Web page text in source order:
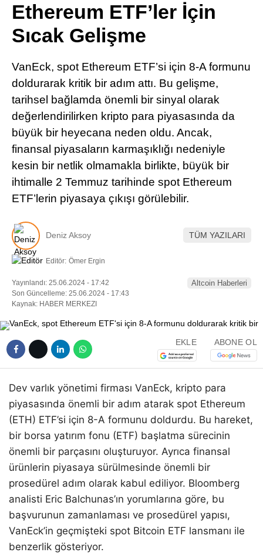
Pinterest
Telegram
Ethereum ETF’ler İçin
Sıcak Gelişme
VanEck, spot Ethereum ETF’si için 8-A formunu
doldurarak kritik bir adım attı. Bu gelişme,
tarihsel bağlamda önemli bir sinyal olarak
değerlendirilirken kripto para piyasasında da
büyük bir heyecana neden oldu. Ancak,
finansal piyasaların karmaşıklığı nedeniyle
kesin bir netlik olmamakla birlikte, büyük bir
ihtimalle 2 Temmuz tarihinde spot Ethereum
ETF’lerin piyasaya çıkışı görülebilir.
Deniz Aksoy TÜM YAZILARI
Editör: Ömer Ergin
Yayınlandı: 25.06.2024 - 17:42
Son Güncelleme: 25.06.2024 - 17:43
Kaynak: HABER MERKEZI
Altcoin Haberleri
EKLE ABONE OL
Dev varlık yönetimi firması VanEck, kripto para
piyasasında önemli bir adım atarak spot Ethereum
(ETH) ETF’si için 8-A formunu doldurdu. Bu hareket,
bir borsa yatırım fonu (ETF) başlatma sürecinin
önemli bir parçasını oluşturuyor. Ayrıca finansal
ürünlerin piyasaya sürülmesinde önemli bir
prosedürel adım olarak kabul ediliyor. Bloomberg
analisti Eric Balchunas’ın yorumlarına göre, bu
başvurunun zamanlaması ve prosedürel yapısı,
VanEck’in geçmişteki spot Bitcoin ETF lansmanı ile
benzerlik gösteriyor.